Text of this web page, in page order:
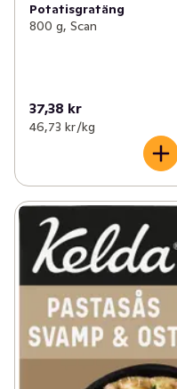
Potatisgratäng
800 g, Scan
37,38 kr
46,73 kr /kg